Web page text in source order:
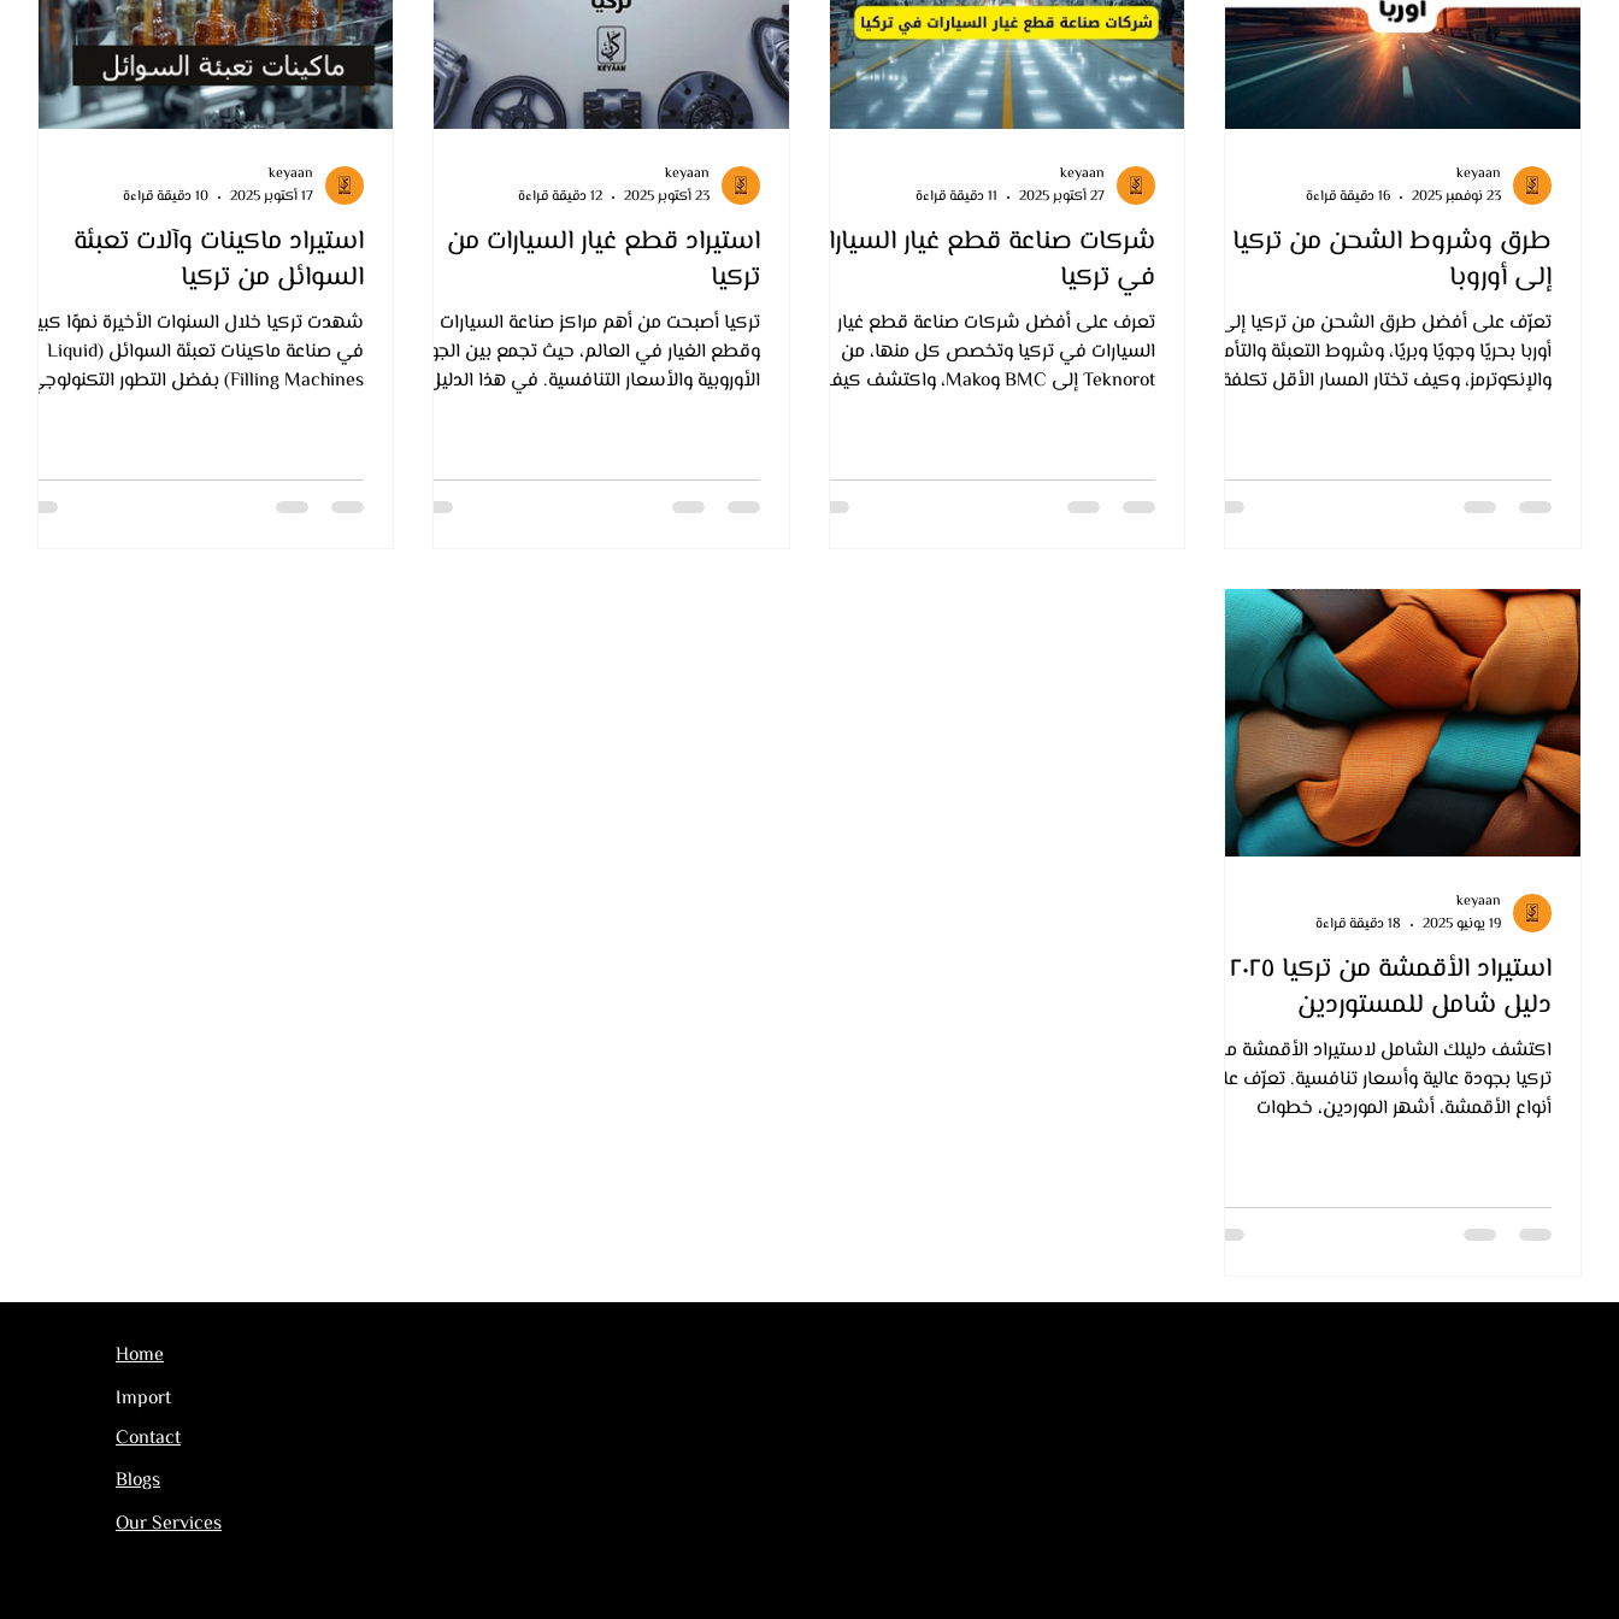
طرق وشروط الشحن من تركيا
إلى أوروبا
تعرّف على أفضل طرق الشحن من تركيا إلى
أوربا بحريًا وجويًا وبريًا، وشروط التعبئة والتأمين
والإنكوترمز، وكيف تختار المسار الأقل تكلفة
keyaan
23 نوفمبر 2025
16 دقيقة قراءة
شركات صناعة قطع غيار السيارات
في تركيا
تعرف على أفضل شركات صناعة قطع غيار
السيارات في تركيا وتخصص كل منها، من
Teknorot إلى BMC وMako، واكتشف كيف
keyaan
27 أكتوبر 2025
11 دقيقة قراءة
استيراد قطع غيار السيارات من
تركيا
تركيا أصبحت من أهم مراكز صناعة السيارات
وقطع الغيار في العالم، حيث تجمع بين الجودة
الأوروبية والأسعار التنافسية. في هذا الدليل
النصائح للمستوردين من الدول العربية
keyaan
23 أكتوبر 2025
12 دقيقة قراءة
استيراد ماكينات وآلات تعبئة
السوائل من تركيا
شهدت تركيا خلال السنوات الأخيرة نموًا كبيرًا
في صناعة ماكينات تعبئة السوائل (Liquid
Filling Machines) بفضل التطور التكنولوجي
واعتمادها على أنظمة أوتوماتيكية متطورة
keyaan
17 أكتوبر 2025
10 دقيقة قراءة
دليل شامل للمستوردين
اكتشف دليلك الشامل لاستيراد الأقمشة من
تركيا بجودة عالية وأسعار تنافسية. تعرّف على
أنواع الأقمشة، أشهر الموردين، خطوات
keyaan
19 يونيو 2025
18 دقيقة قراءة
Home
Import
Contact
Blogs
Our Services